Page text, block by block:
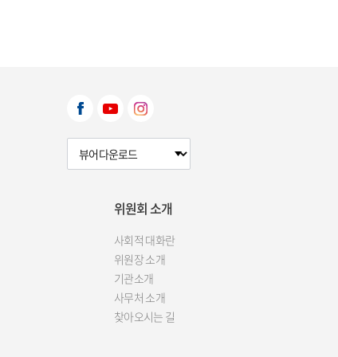
뷰어다운로드 선택
위원회 소개
사회적 대화란
위원장 소개
기관소개
사무처 소개
찾아오시는 길